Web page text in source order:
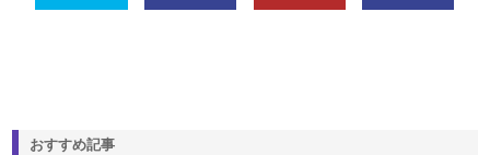
おすすめ記事